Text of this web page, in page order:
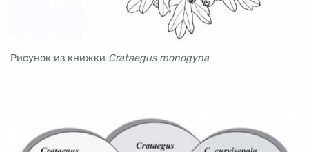
Рисунок из книжки Crataegus monogyna